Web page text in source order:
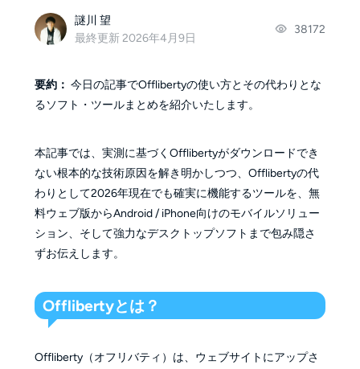
謎川 望
最終更新 2026年4月9日
38172
要約： 今日の記事でOfflibertyの使い方とその代わりとな
るソフト・ツールまとめを紹介いたします。
本記事では、実測に基づくOfflibertyがダウンロードでき
ない根本的な技術原因を解き明かしつつ、Offlibertyの代
わりとして2026年現在でも確実に機能するツールを、無
料ウェブ版からAndroid / iPhone向けのモバイルソリュー
ション、そして強力なデスクトップソフトまで包み隠さ
ずお伝えします。
Offlibertyとは？
Offliberty（オフリバティ）は、ウェブサイトにアップさ